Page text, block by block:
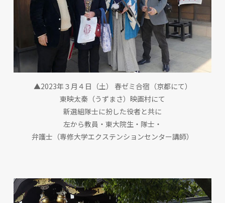
▲2023年３月４日（土） 春ゼミ合宿（京都にて）
東映太秦（うずまさ）映画村にて
新選組隊士に扮した役者と共に
左から教員・東大院生・隊士・
弁護士（専修大学エクステンションセンター講師）